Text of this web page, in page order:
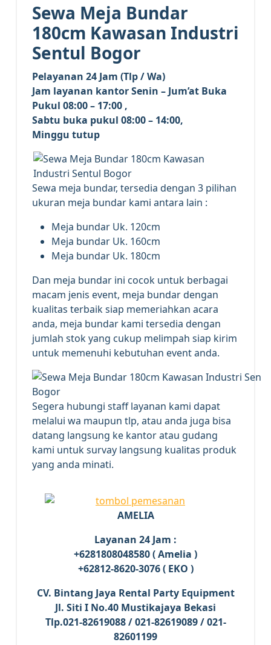
Sewa Meja Bundar
180cm Kawasan Industri
Sentul Bogor
Pelayanan 24 Jam (Tlp / Wa)
Jam layanan kantor Senin – Jum’at Buka
Pukul 08:00 – 17:00 ,
Sabtu buka pukul 08:00 – 14:00,
Minggu tutup
Sewa meja bundar, tersedia dengan 3 pilihan
ukuran meja bundar kami antara lain :
Meja bundar Uk. 120cm
Meja bundar Uk. 160cm
Meja bundar Uk. 180cm
Dan meja bundar ini cocok untuk berbagai
macam jenis event, meja bundar dengan
kualitas terbaik siap memeriahkan acara
anda, meja bundar kami tersedia dengan
jumlah stok yang cukup melimpah siap kirim
untuk memenuhi kebutuhan event anda.
Segera hubungi staff layanan kami dapat
melalui wa maupun tlp, atau anda juga bisa
datang langsung ke kantor atau gudang
kami untuk survay langsung kualitas produk
yang anda minati.
AMELIA
Layanan 24 Jam :
+6281808048580 ( Amelia )
+62812-8620-3076 ( EKO )
CV. Bintang Jaya Rental Party Equipment
Jl. Siti I No.40 Mustikajaya Bekasi
Tlp.021-82619088 / 021-82619089 / 021-
82601199